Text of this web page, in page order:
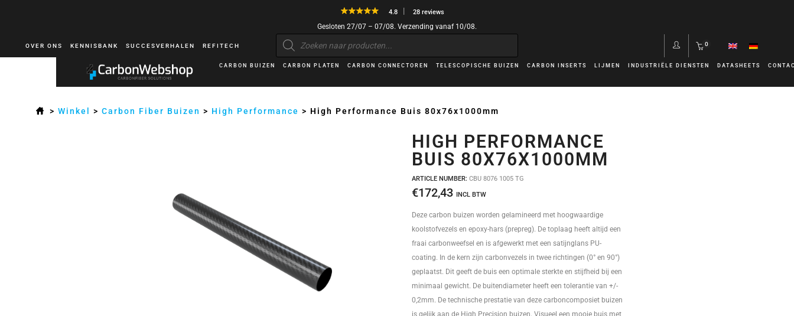
4.8 28 reviews
Gesloten 27/07 – 07/08. Verzending vanaf 10/08.
OVER ONS KENNISBANK SUCCESVERHALEN REFITECH
Producten
zoeken
0
CARBON BUIZEN CARBON PLATEN CARBON CONNECTOREN TELESCOPISCHE BUIZEN CARBON INSERTS LIJMEN INDUSTRIËLE DIENSTEN DATASHEETS
>Winkel >Carbon Fiber Buizen > High Performance > High Performance Buis 80x76x1000mm
HIGH PERFORMANCE
BUIS 80X76X1000MM
ARTICLE NUMBER: CBU 8076 1005 TG
€172,43 INCL BTW
Deze carbon buizen worden gelamineerd met hoogwaardige
koolstofvezels en epoxy-hars (prepreg). De toplaag heeft altijd een
fraai carbonweefsel en is afgewerkt met een satijnglans PU-
coating. In de kern zijn carbonvezels in twee richtingen (0° en 90°)
geplaatst. Dit geeft de buis een optimale sterkte en stijfheid bij een
minimaal gewicht. De buitendiameter heeft een tolerantie van +/-
0,2mm. De technische prestatie van deze carboncomposiet buizen